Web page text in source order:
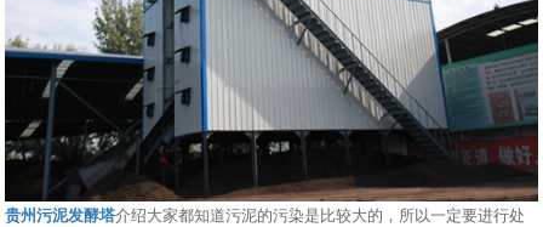
贵州污泥发酵塔介绍大家都知道污泥的污染是比较大的，所以一定要进行处